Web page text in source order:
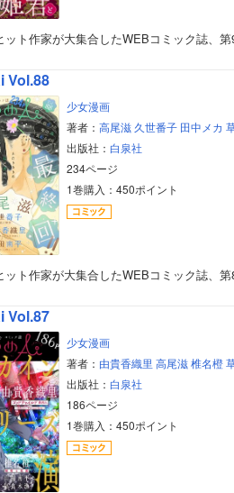
ボーイズラブ
ット作家が大集合したWEBコミック誌
Vol.88
少女漫画
著者： 高尾滋 久世番子 田中メカ
出版社： 白泉社
234ページ
1巻購入：450ポイント
ット作家が大集合したWEBコミック誌、
Vol.87
少女漫画
著者： 由貴香織里 高尾滋 椎名橙
出版社： 白泉社
186ページ
1巻購入：450ポイント